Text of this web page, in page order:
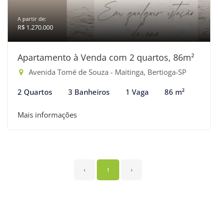
A partir de:
R$ 1.270.000
Apartamento à Venda com 2 quartos, 86m²
Avenida Tomé de Souza - Maitinga, Bertioga-SP
2 Quartos 3 Banheiros 1 Vaga 86 m²
Mais informações
‹ 1 ›